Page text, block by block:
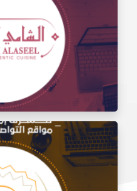
إدارة مواقع التواصل